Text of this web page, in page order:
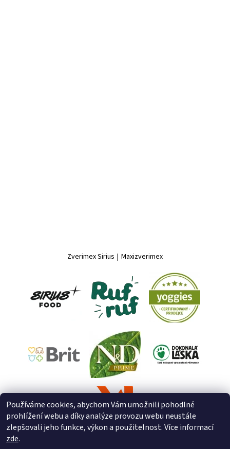
Zverimex Sirius | Maxizverimex
Používáme cookies, abychom Vám umožnili pohodlné
prohlížení webu a díky analýze provozu webu neustále
zlepšovali jeho funkce, výkon a použitelnost. Více informací
zde.